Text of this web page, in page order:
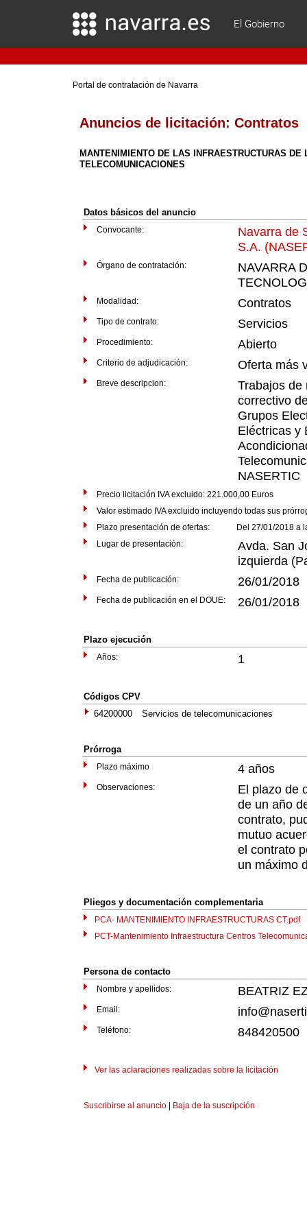
El Gobierno
Portal de contratación de Navarra
Anuncios de licitación:Contratos
MANTENIMIENTO DE LAS INFRAESTRUCTURAS DE
TELECOMUNICACIONES
Datos básicos del anuncio
Convocante:
Navarra de
S.A.
Órgano de contratación:
NAVARRA
Modalidad: Contratos
Tipo de contrato: Servicios
Procedimiento: Abierto
Criterio de adjudicación: Oferta más
Breve descripcion:
Trabajos de
correctivo
Grupos
Eléctricas y
NASERTIC
Precio licitación IVA excluido: 221.000,00 Euros
Valor estimado IVA excluido incluyendo todas sus
Plazo presentación de ofertas: Del 27/01/2018 a
Lugar de presentación:
Avda. San
izquierda
Fecha de publicación: 26/01/2018
Fecha de publicación en el DOUE: 26/01/2018
Plazo ejecución
Años: 1
Códigos CPV
64200000
Servicios de telecomunicaciones
Prórroga
Plazo máximo 4 años
Observaciones:
El plazo de
de un año
contrato,
mutuo
el contrato
un máximo
Pliegos y documentación complementaria
PCA- MANTENIMIENTO INFRAESTRUCTURAS CT.pdf
PCT-Mantenimiento Infraestructura Centros
Persona de contacto
Nombre y apellidos: BEATRIZ
Email:
Teléfono: 848420500
Ver las aclaraciones realizadas sobre la licitación
Suscribirse al anuncio Baja de la suscripción